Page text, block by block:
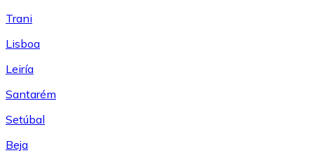
Trani
Lisboa
Leiría
Santarém
Setúbal
Beja